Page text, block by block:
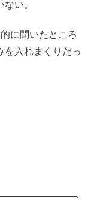
い。
に聞いたところ
を入れまくりだっ